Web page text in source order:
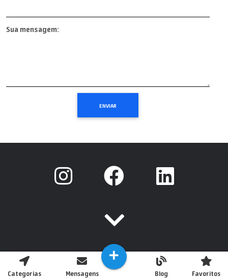
Sua mensagem:
Copyright © 2020 Todos os Direitos Reservados
Categorias Mensagens Blog Favoritos